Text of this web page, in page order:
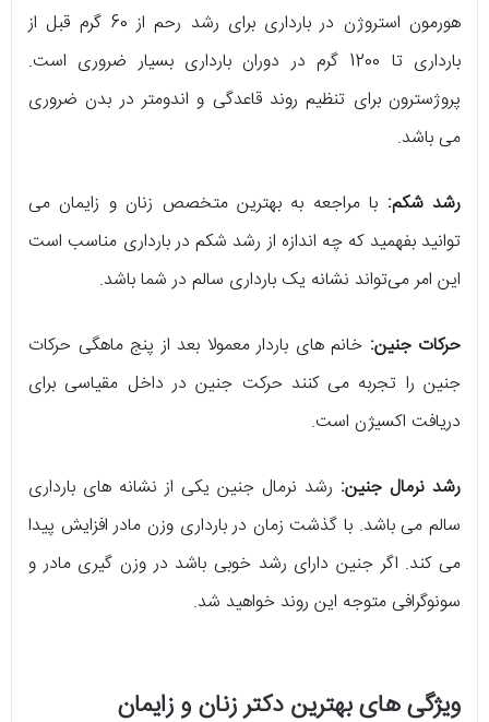
هورمون استروژن در بارداری برای رشد رحم از 60 گرم قبل از
بارداری تا 1200 گرم در دوران بارداری بسیار ضروری است.
پروژسترون برای تنظیم روند قاعدگی و اندومتر در بدن ضروری
می باشد.
رشد شکم: با مراجعه به بهترین متخصص زنان و زایمان می
توانید بفهمید که چه اندازه از رشد شکم در بارداری مناسب است
این امر می‌تواند نشانه یک بارداری سالم در شما باشد.
حرکات جنین: خانم های باردار معمولا بعد از پنج ماهگی حرکات
جنین را تجربه می کنند حرکت جنین در داخل مقیاسی برای
دریافت اکسیژن است.
رشد نرمال جنین: رشد نرمال جنین یکی از نشانه های بارداری
سالم می باشد. با گذشت زمان در بارداری وزن مادر افزایش پیدا
می کند. اگر جنین دارای رشد خوبی باشد در وزن گیری مادر و
سونوگرافی متوجه این روند خواهید شد.
ویژگی های بهترین دکتر زنان و زایمان